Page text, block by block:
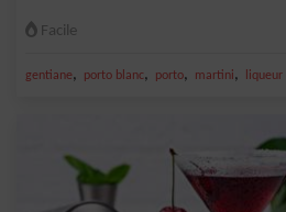
Facile
gentiane, porto blanc, porto, martini,